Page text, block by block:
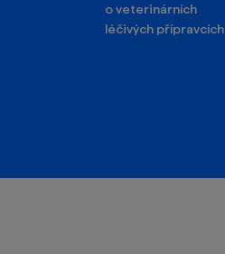
o veterinárních
léčivých přípravcích